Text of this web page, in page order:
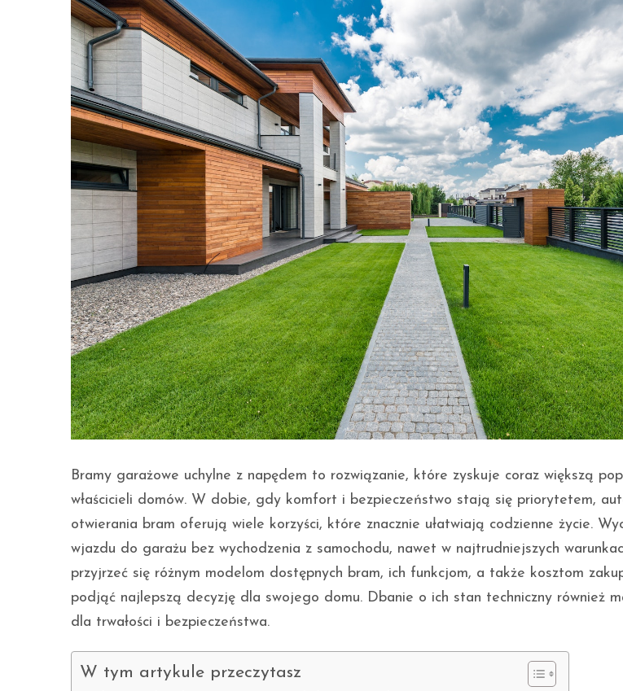
Bramy garażowe uchylne z napędem to rozwiązanie, które zyskuje coraz większą
właścicieli domów. W dobie, gdy komfort i bezpieczeństwo stają się priorytetem,
otwierania bram oferują wiele korzyści, które znacznie ułatwiają codzienne życie.
wjazdu do garażu bez wychodzenia z samochodu, nawet w najtrudniejszych
przyjrzeć się różnym modelom dostępnych bram, ich funkcjom, a także kosztom
podjąć najlepszą decyzję dla swojego domu. Dbanie o ich stan techniczny również
dla trwałości i bezpieczeństwa.
W tym artykule przeczytasz